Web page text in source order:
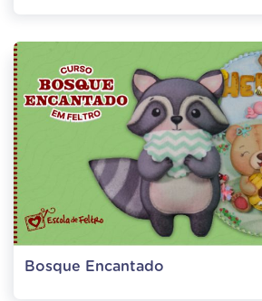
Bosque Encantado